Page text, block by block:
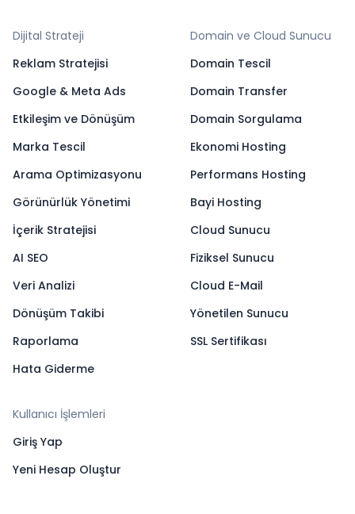
Dijital Strateji
Reklam Stratejisi
Google & Meta Ads
Etkileşim ve Dönüşüm
Marka Tescil
Arama Optimizasyonu
Görünürlük Yönetimi
İçerik Stratejisi
AI SEO
Veri Analizi
Dönüşüm Takibi
Raporlama
Hata Giderme
Domain ve Cloud Sunucu
Domain Tescil
Domain Transfer
Domain Sorgulama
Ekonomi Hosting
Performans Hosting
Bayi Hosting
Cloud Sunucu
Fiziksel Sunucu
Cloud E-Mail
Yönetilen Sunucu
SSL Sertifikası
Kullanıcı İşlemleri
Giriş Yap
Yeni Hesap Oluştur